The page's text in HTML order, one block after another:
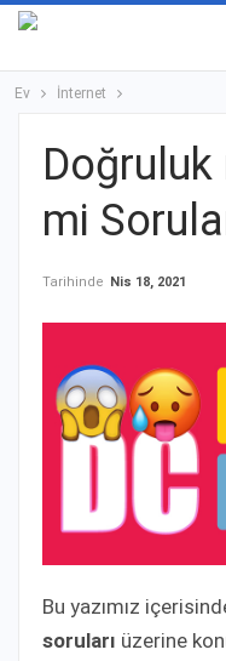
Ev İnternet
mi
Tarihinde Nis 18, 2021
Bu yazımız
soruları üzerine